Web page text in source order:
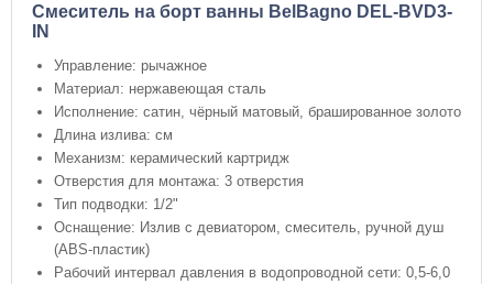
Смеситель на борт ванны BelBagno DEL-BVD3-
IN
Управление: рычажное
Материал: нержавеющая сталь
Исполнение: сатин, чёрный матовый, брашированное золото
Длина излива: см
Механизм: керамический картридж
Отверстия для монтажа: 3 отверстия
Тип подводки: 1/2"
Оснащение: Излив с девиатором, смеситель, ручной душ
(ABS-пластик)
Рабочий интервал давления в водопроводной сети: 0,5-6,0